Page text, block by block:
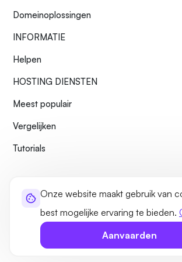
Onze website maakt gebruik van
best mogelijke ervaring te bieden.
Aanvaarden
Domeinoplossingen
INFORMATIE
Helpen
HOSTING DIENSTEN
Meest populair
Vergelijken
Tutorials
Sitemap
©2026 UltaHost - Alle rechten